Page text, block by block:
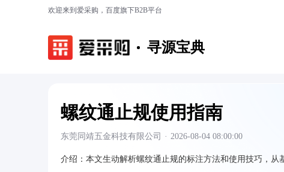
欢迎来到爱采购，百度旗下B2B平台
寻源宝典
螺纹通止规使用指南
东莞同靖五金科技有限公司 · 2026-08-04 08:00:00
介绍： 本文生动解析螺纹通止规的标注方法和使用技巧，